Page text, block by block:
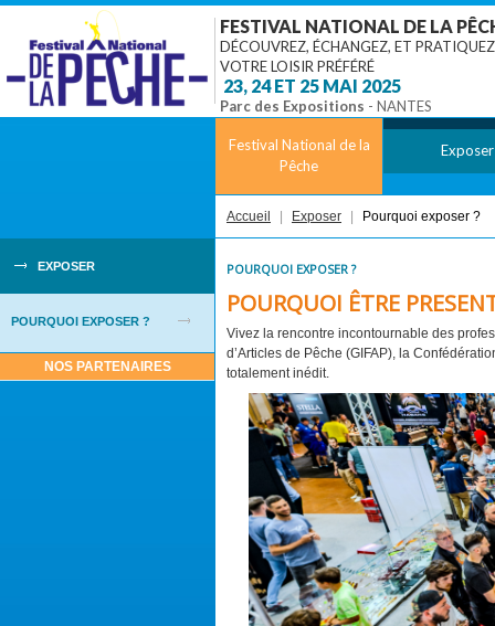
FESTIVAL NATIONAL DE LA
DÉCOUVREZ, ÉCHANGEZ, ET PRATIQUEZ
VOTRE LOISIR PRÉFÉRÉ
‎ 23, 24 ET 25 MAI 2025
Parc des Expositions - NANTES
Festival National de la
Pêche
Exposer
EXPOSER
POURQUOI EXPOSER ?
NOS PARTENAIRES
Accueil Exposer Pourquoi exposer ?
POURQUOI EXPOSER ?
POURQUOI ÊTRE
Vivez la rencontre incontournable des
d’Articles de Pêche (GIFAP), la
totalement inédit.